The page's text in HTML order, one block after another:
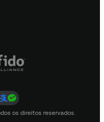
os direitos reservados.